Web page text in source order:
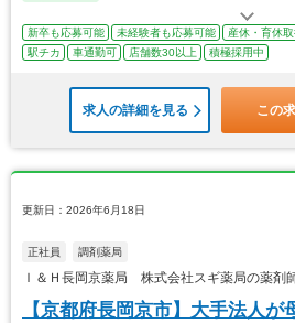
新卒も応募可能 未経験者も応募可能 産休・育休
駅チカ
車通勤可 店舗数30以上 積極採用中
求人の詳細を見る この
更新日：2026年6月18日
正社員 調剤薬局
Ｉ＆Ｈ長岡京薬局 株式会社スギ薬局の薬剤
【京都府長岡京市】大手法人